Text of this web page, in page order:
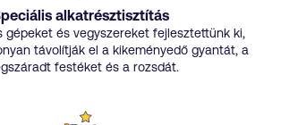
alkatrésztisztítás
gépeket és vegyszereket fejlesztettünk ki,
távolítják el a kikeményedő gyantát, a
festéket és a rozsdát.